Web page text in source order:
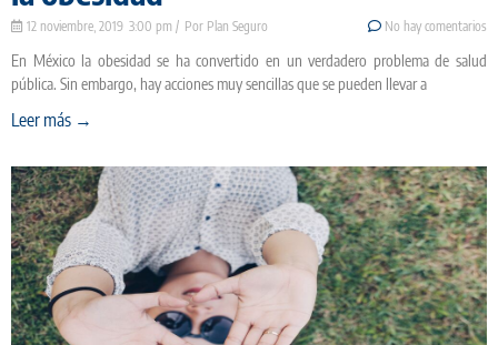
Plan Seguro
12 noviembre, 2019 3:00 pm No hay comentarios
En México la obesidad se ha convertido en un verdadero problema de salud
pública. Sin embargo, hay acciones muy sencillas que se pueden llevar a
Leer más →